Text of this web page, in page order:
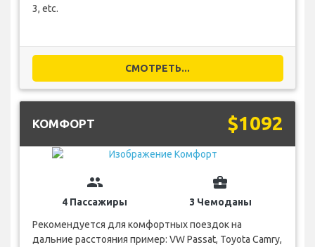
3, etc.
СМОТРЕТЬ...
КОМФОРТ $1092
group
4 Пассажиры
business_center
3 Чемоданы
Рекомендуется для комфортных поездок на
дальние расстояния пример: VW Passat, Toyota Camry,